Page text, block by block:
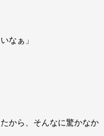
なぁ」
から、そんなに驚かなか